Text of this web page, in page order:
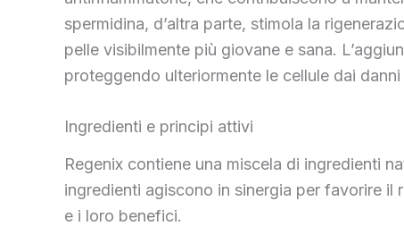
spermidina, d’altra parte, stimola la
pelle visibilmente più giovane e sana.
proteggendo ulteriormente le cellule dai
Ingredienti e principi attivi
Regenix contiene una miscela di ingredienti
ingredienti agiscono in sinergia per favorire il
e i loro benefici.